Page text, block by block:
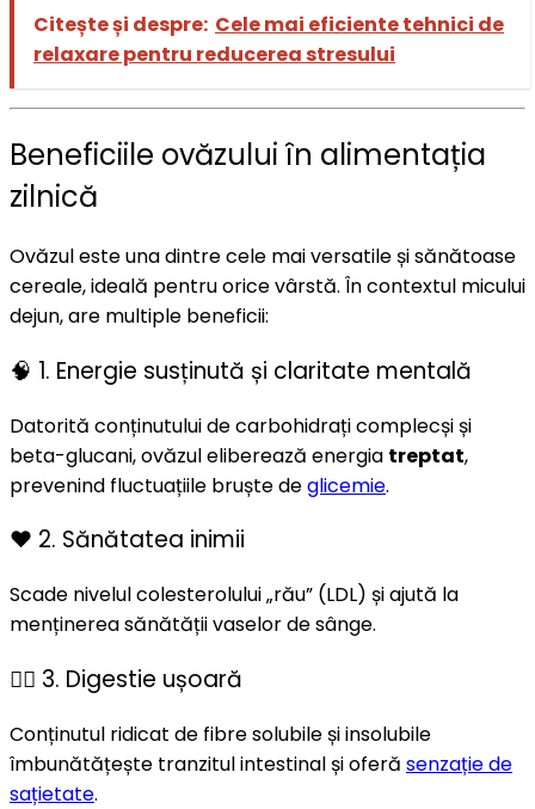
Citește și despre: Cele mai eficiente tehnici de
relaxare pentru reducerea stresului
Beneficiile ovăzului în alimentația
zilnică
Ovăzul este una dintre cele mai versatile și sănătoase
cereale, ideală pentru orice vârstă. În contextul micului
dejun, are multiple beneficii:
🧠 1. Energie susținută și claritate mentală
Datorită conținutului de carbohidrați complecși și
beta-glucani, ovăzul eliberează energia treptat,
prevenind fluctuațiile bruște deglicemie.
❤️ 2. Sănătatea inimii
Scade nivelul colesterolului „rău” (LDL) și ajută la
menținerea sănătății vaselor de sânge.
🧘‍♀️ 3. Digestie ușoară
Conținutul ridicat de fibre solubile și insolubile
îmbunătățește tranzitul intestinal și oferă senzație de
sațietate.